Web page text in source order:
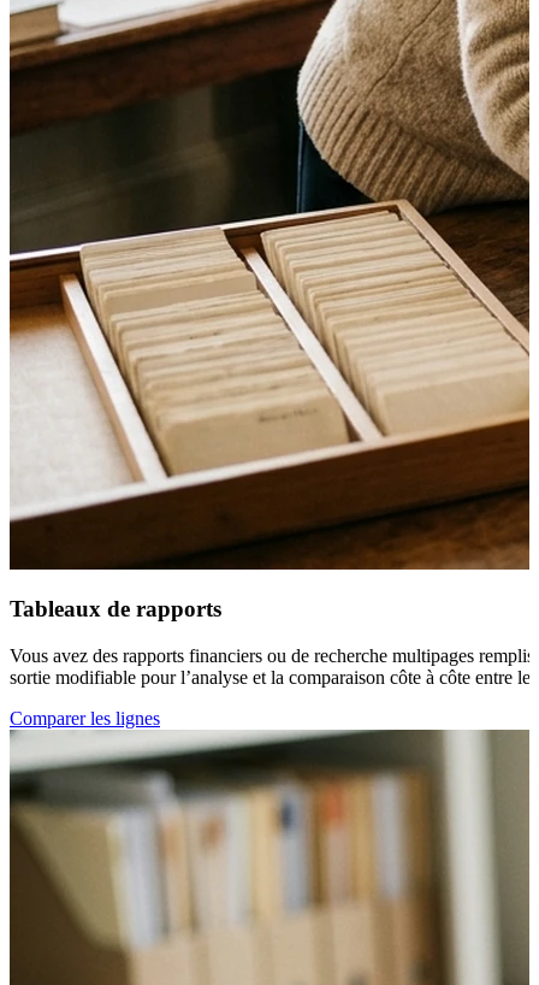
Tableaux de rapports
Vous avez des rapports financiers ou de recherche multipages
sortie modifiable pour l’analyse et la comparaison côte à côte entre
Comparer les lignes